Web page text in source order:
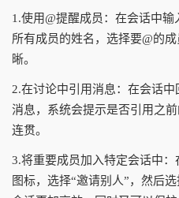
1.使用@提醒成员：在会话中
所有成员的姓名，选择要@的
晰。
2.在讨论中引用消息：在会话
消息，系统会提示是否引用之
连贯。
3.将重要成员加入特定会话中
图标，选择“邀请别人”，然后